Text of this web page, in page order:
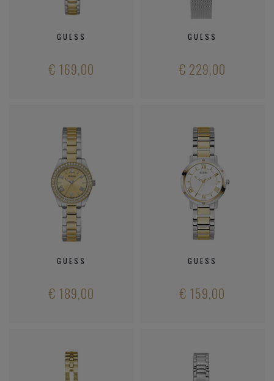
GUESS
€ 169,00
GUESS
€ 229,00
GUESS
€ 189,00
GUESS
€ 159,00